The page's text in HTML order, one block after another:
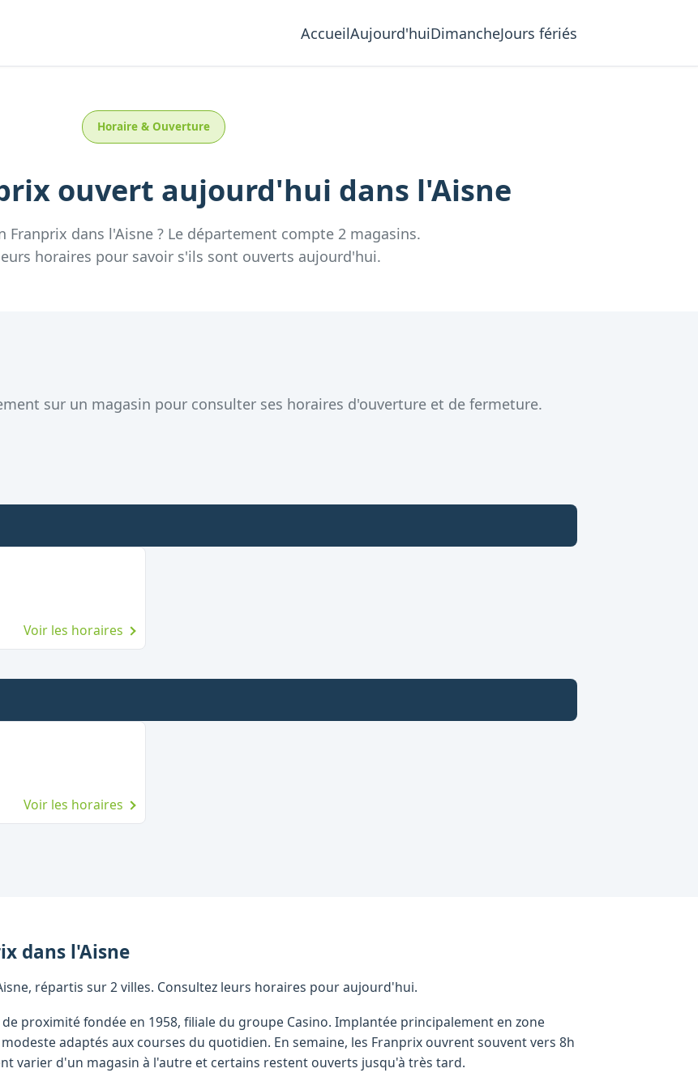
AccueilAujourd'huiDimancheJours fériés
Horaire & Ouverture
ouvert aujourd'hui dans l'Aisne
Franprix dans l'Aisne ? Le département compte 2 magasins.
horaires pour savoir s'ils sont ouverts aujourd'hui.
sur un magasin pour consulter ses horaires d'ouverture et de fermeture.
Voir les horaires
Voir les horaires
dans l'Aisne
répartis sur 2 villes. Consultez leurs horaires pour aujourd'hui.
proximité fondée en 1958, filiale du groupe Casino. Implantée principalement en zone
adaptés aux courses du quotidien. En semaine, les Franprix ouvrent souvent vers 8h
varier d'un magasin à l'autre et certains restent ouverts jusqu'à très tard.